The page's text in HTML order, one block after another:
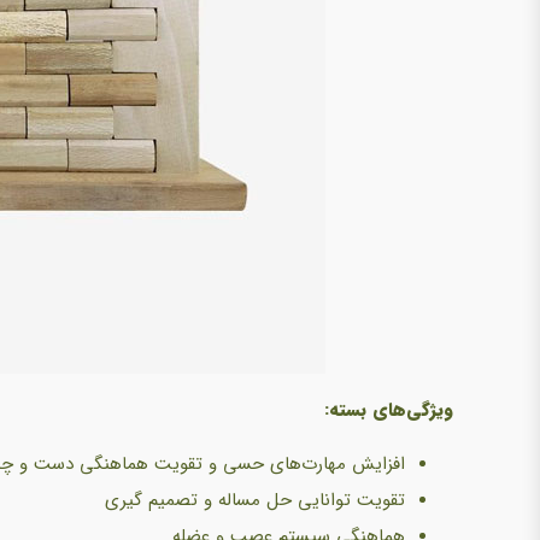
ویژگی‌های بسته:
افزایش مهارت‌های حسی و تقویت هماهنگی دست و
تقویت توانایی حل مساله و تصمیم گیری